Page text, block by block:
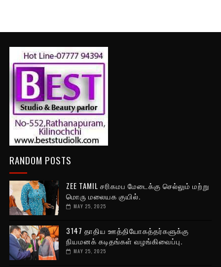
RANDOM POSTS
ZEE TAMIL சரிகமப மேடைக்கு செல்லும் மற்று
மொரு மலையக குயில்.
MAY 25, 2025
3147 தாதிய ஊத்தியோகத்தர்களுக்கு
நியமனக் கடிதங்கள் வழங்கிவைப்பு.
MAY 25, 2025